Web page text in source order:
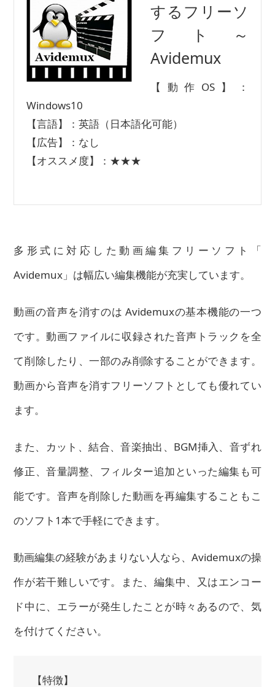
するフリーソ
フト～
Avidemux
【動作OS】：
Windows10
【言語】：英語（日本語化可能）
【広告】：なし
【オススメ度】：★★★
多形式に対応した動画編集フリーソフト「
Avidemux」は幅広い編集機能が充実しています。
動画の音声を消すのは Avidemuxの基本機能の一つ
です。動画ファイルに収録された音声トラックを全
て削除したり、一部のみ削除する ことができます。
動画から音声を消すフリーソフトとしても優れてい
ます。
また、カット、結合、音楽抽出、 BGM挿入 、音ずれ
修正、音量調整、フィルター追加といった編集も可
能です。音声を削除した動画を再編集することもこ
のソフト1本で手軽にできます。
動画編集の経験があまりない人なら、Avidemuxの操
作が若干難しいです。また、編集中、又はエンコー
ド中に、エラーが発生したことが時々あるので、気
を付けてください。
【特徴】